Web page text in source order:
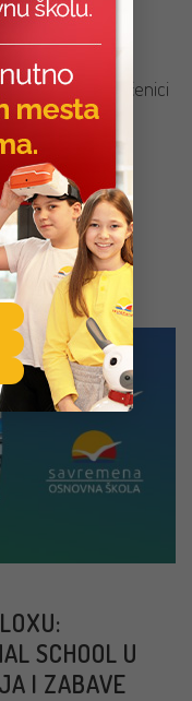
ISPIT U
završni ispit, a učenici
olakšanjem.
nastavnika,
iznenađenja.
SCHOOL U
I ZABAVE